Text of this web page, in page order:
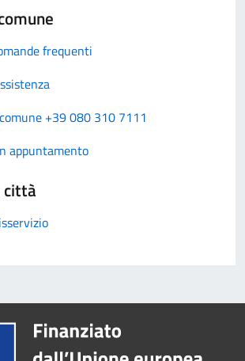
frequenti
+39 080 310 7111
appuntamento
città